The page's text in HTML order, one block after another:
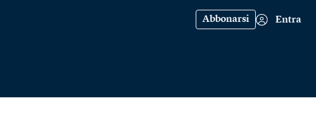
Abbonarsi Entra